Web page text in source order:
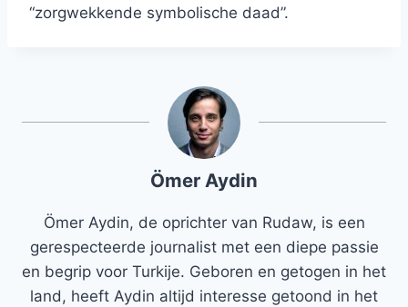
“zorgwekkende symbolische daad”.
Ömer Aydin
Ömer Aydin, de oprichter van Rudaw, is een
gerespecteerde journalist met een diepe passie
en begrip voor Turkije. Geboren en getogen in het
land, heeft Aydin altijd interesse getoond in het